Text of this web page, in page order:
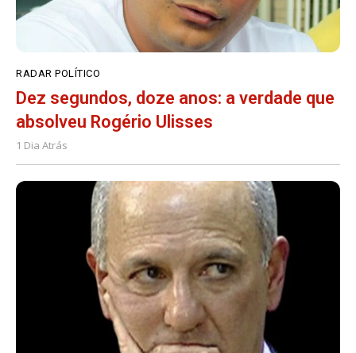
RADAR POLÍTICO
Dez segundos, doze anos: a verdade que
absolveu Rogério Ulisses
1 Dia Atrás